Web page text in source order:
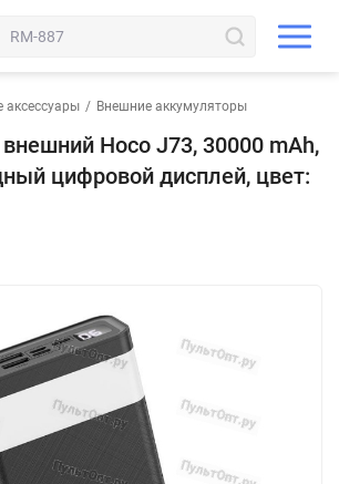
/ Внешние аккумуляторы
Hoco J73, 30000 mAh,
цифровой дисплей, цвет: